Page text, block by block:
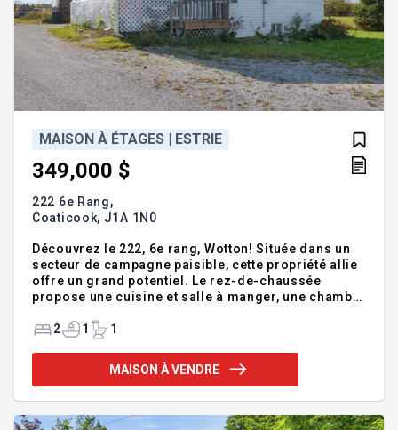
MAISON À ÉTAGES | ESTRIE
349,000 $
222 6e Rang,
Coaticook, J1A 1N0
Découvrez le 222, 6e rang, Wotton! Située dans un
secteur de campagne paisible, cette propriété allie
offre un grand potentiel. Le rez-de-chaussée
propose une cuisine et salle à manger, une chambre
laveuse, sécheuse. À l'étage, une chambre et un
bureau ajoutent des espaces fonctionnels. Le sous-
sol non aménagé offre une grande pièce, du
rangement et une salle d'eau. À l'extérieur, balcon
6e rang, Wotton! Située dans un secteur de
2 1 1
MAISON À VENDRE